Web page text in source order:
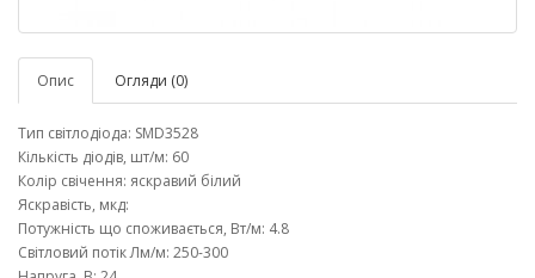
Опис Огляди (0)
Тип світлодіода: SMD3528
Кількість діодів, шт/м: 60
Колір свічення: яскравий білий
Яскравість, мкд:
Потужність що споживається, Вт/м: 4.8
Світловий потік Лм/м: 250-300